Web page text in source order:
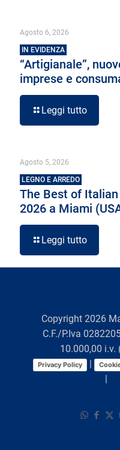
Agosto 6, 2026
IN EVIDENZA
“Artigianale”,
imprese e
Leggi tutto
Agosto 5, 2026
LEGNO E ARREDO
The Best of
2026 a Miami
Leggi tutto
Copyright 2026
C.F./P.Iva
10.000,00 i.v.
Privacy Policy